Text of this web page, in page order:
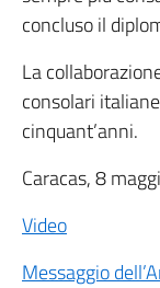
concluso il
La
consolari
cinquant’anni.
Caracas, 8
Video
Messaggio